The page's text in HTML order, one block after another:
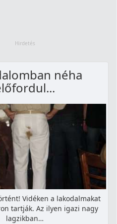
néha
Vidéken a lakodalmakat
tartják. Az ilyen igazi nagy
lagzikban…